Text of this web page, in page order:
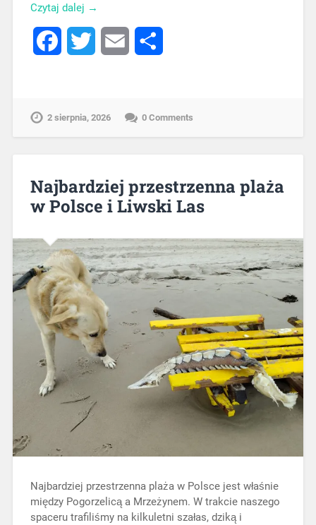
Czytaj dalej →
FacebookTwitter Email
2 sierpnia, 2026 0 Comments
Najbardziej przestrzenna plaża
w Polsce i Liwski Las
Najbardziej przestrzenna plaża w Polsce jest właśnie
między Pogorzelicą a Mrzeżynem. W trakcie naszego
spaceru trafiliśmy na kilkuletni szałas, dziką i